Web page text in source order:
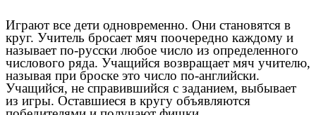
Играют все дети одновременно. Они становятся в
круг. Учитель бросает мяч поочередно каждому и
называет по-русски любое число из определенного
числового ряда. Учащийся возвращает мяч учителю,
называя при броске это число по-английски.
Учащийся, не справившийся с заданием, выбывает
из игры. Оставшиеся в кругу объявляются